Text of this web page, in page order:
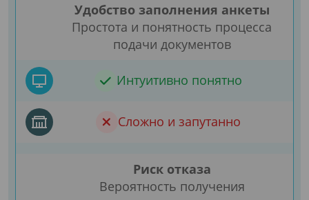
Удобство заполнения анкеты
Простота и понятность процесса
подачи документов
Интуитивно понятно
Сложно и запутанно
Риск отказа
Вероятность получения